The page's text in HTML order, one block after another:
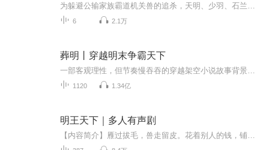
6 2.1万
葬明丨穿越明末争霸天下
1120 1.34亿
明王天下｜多人有声剧